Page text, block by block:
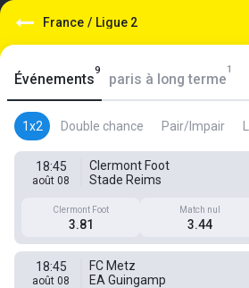
France / Ligue 2
Événements
9
paris à long terme
1
1x2 Double chance Pair/Impair
18:45
août 08
Clermont Foot
Stade Reims
Clermont Foot
3.81
Match nul
3.44
18:45
août 08
FC Metz
EA Guingamp